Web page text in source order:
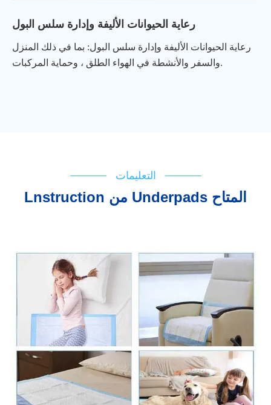
رعاية الحيوانات الأليفة وإدارة سلس البول
رعاية الحيوانات الأليفة وإدارة سلس البول: بما في ذلك المنزل
والسفر والأنشطة في الهواء الطلق ، وحماية المركبات.
التعليمات
Lnstruction من Underpads المتاح